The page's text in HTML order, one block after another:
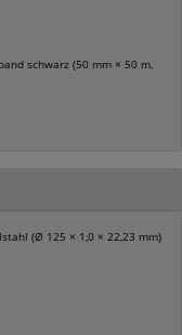
schwarz (50 mm × 50 m,
(Ø 125 × 1,0 × 22,23 mm)